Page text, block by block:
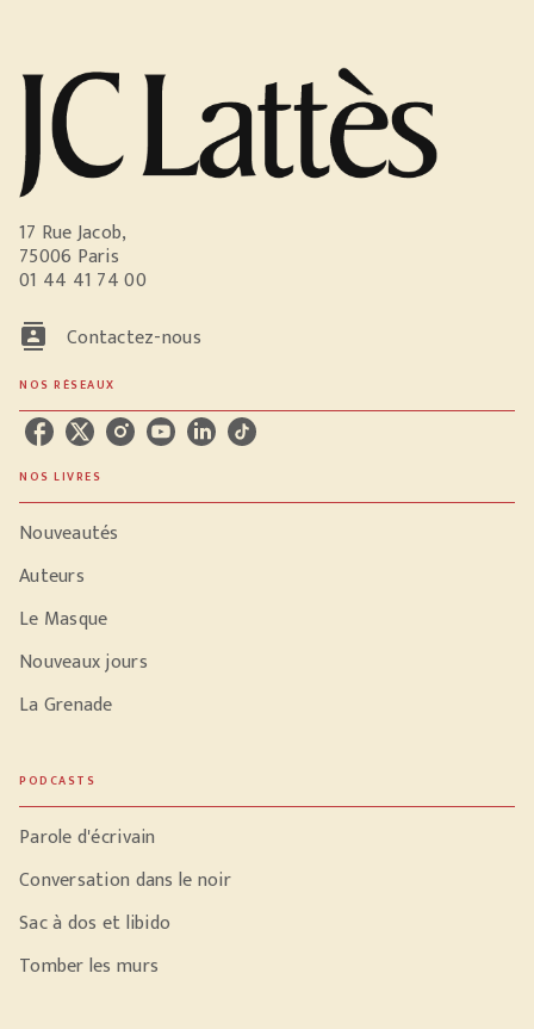
17 Rue Jacob,
75006 Paris
01 44 41 74 00
contacts Contactez-nous
NOS RÉSEAUX
NOS LIVRES
Nouveautés
Auteurs
Le Masque
Nouveaux jours
La Grenade
PODCASTS
Parole d'écrivain
Conversation dans le noir
Sac à dos et libido
Tomber les murs